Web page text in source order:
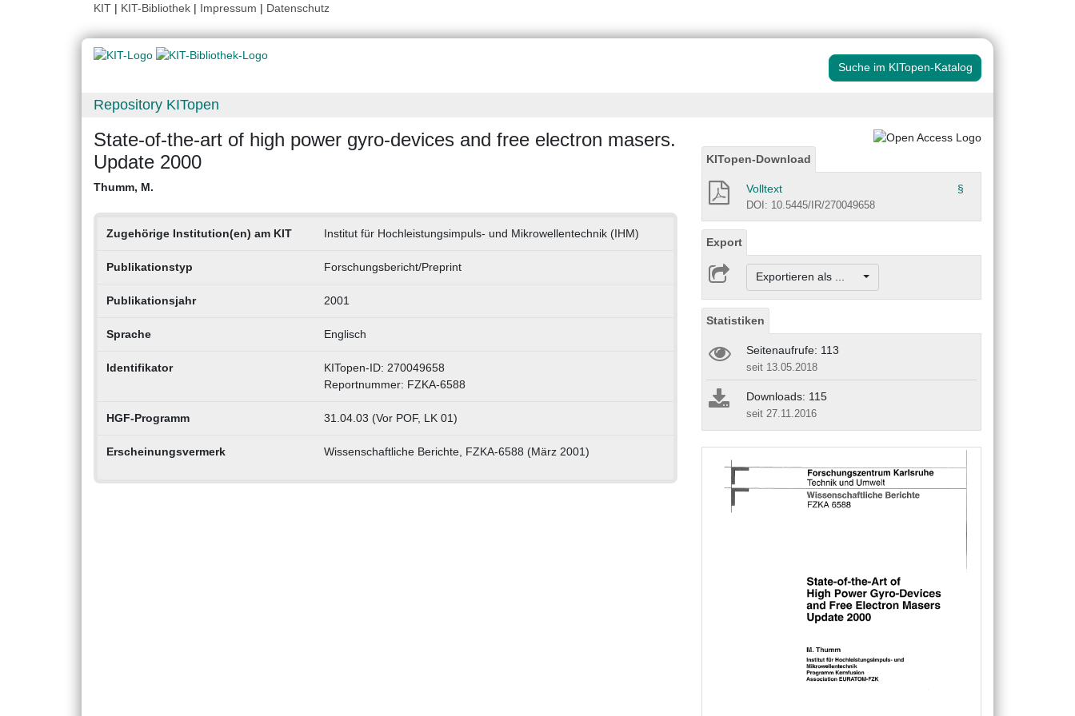
KIT | KIT-Bibliothek | Impressum | Datenschutz
Suche im KITopen-Katalog
Repository KITopen
State-of-the-art of high power gyro-devices and free electron masers.
Update 2000
Thumm, M.
Zugehörige Institution(en) am KIT Institut für Hochleistungsimpuls- und Mikrowellentechnik (IHM)
Publikationstyp Forschungsbericht/Preprint
Publikationsjahr 2001
Sprache Englisch
Identifikator
KITopen-ID: 270049658
Reportnummer: FZKA-6588
HGF-Programm 31.04.03 (Vor POF, LK 01)
Erscheinungsvermerk Wissenschaftliche Berichte, FZKA-6588 (März 2001)
KITopen-Download
Volltext §
DOI: 10.5445/IR/270049658
Export
Exportieren als ...
Statistiken
Seitenaufrufe: 113
seit 13.05.2018
Downloads: 115
seit 27.11.2016